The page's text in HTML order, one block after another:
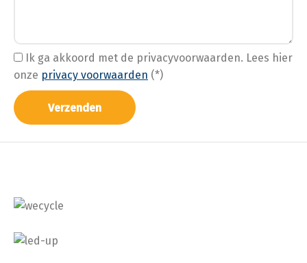
Ik ga akkoord met de privacyvoorwaarden. Lees hier
onze privacy voorwaarden (*)